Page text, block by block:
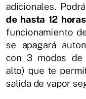
adicionales.
de hasta 12 horas
funcionamiento
se apagará
con 3 modos de
alto) que te
salida de vapor